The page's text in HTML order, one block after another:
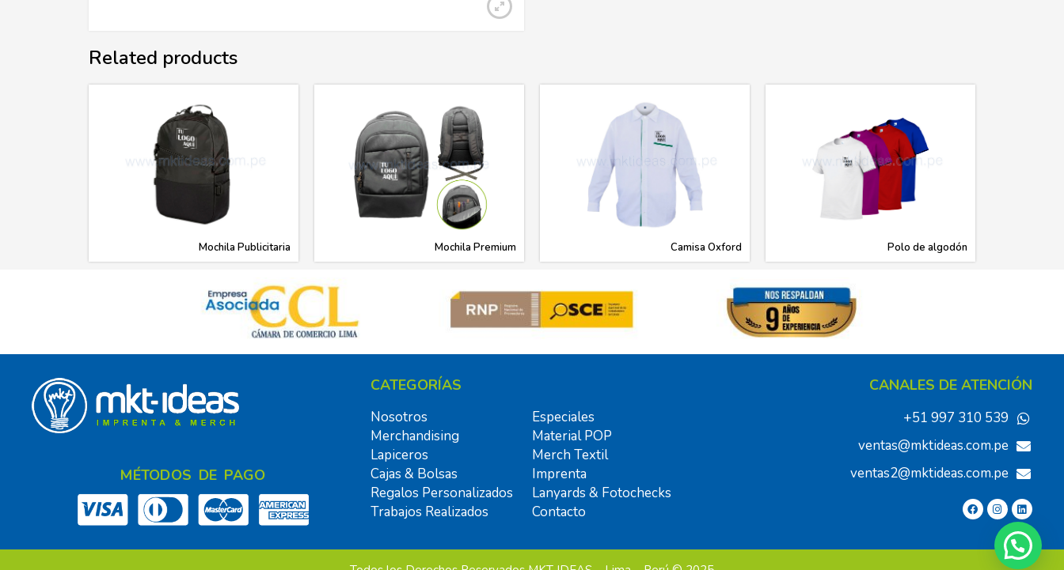
Related products
Mochila Publicitaria Mochila Premium Camisa Oxford Polo de algodón
MÉTODOS DE PAGO
CATEGORÍAS
Nosotros
Especiales
Merchandising
Material POP
Lapiceros
Merch Textil
Cajas & Bolsas
Imprenta
Regalos Personalizados
Lanyards & Fotochecks
Trabajos Realizados
Contacto
CANALES DE ATENCIÓN
+51 997 310 539
ventas@mktideas.com.pe
ventas2@mktideas.com.pe